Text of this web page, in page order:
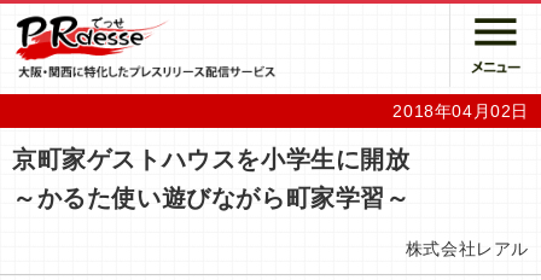
2018年04月02日
京町家ゲストハウスを小学生に開放
～かるた使い遊びながら町家学習～
株式会社レアル